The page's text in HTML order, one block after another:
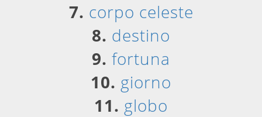
7. corpo celeste
8. destino
9. fortuna
10. giorno
11. globo